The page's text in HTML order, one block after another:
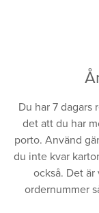
Du har 7 dagars
det att du har
porto. Använd
du inte kvar
också. Det
ordernummer